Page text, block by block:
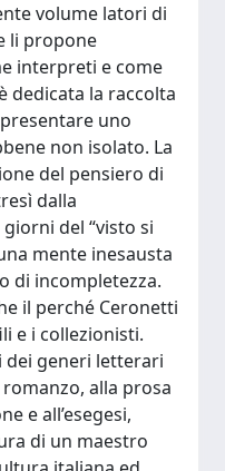
volume latori di
li propone
interpreti e come
dedicata la raccolta
uno
non isolato. La
del pensiero di
dalla
del “visto si
mente inesausta
di incompletezza.
il perché Ceronetti
e i collezionisti.
dei generi letterari
alla prosa
e all’esegesi,
di un maestro